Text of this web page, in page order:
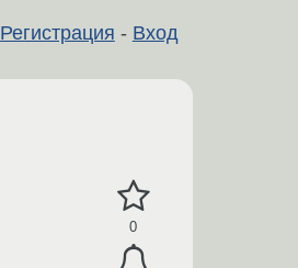
Регистрация - Вход
0